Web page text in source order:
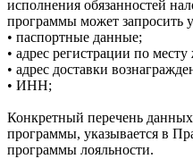
исполнения обязанностей
программы может запросить
• паспортные данные;
• адрес регистрации по месту
• адрес доставки
• ИНН;
Конкретный перечень
программы, указывается в
программы лояльности.